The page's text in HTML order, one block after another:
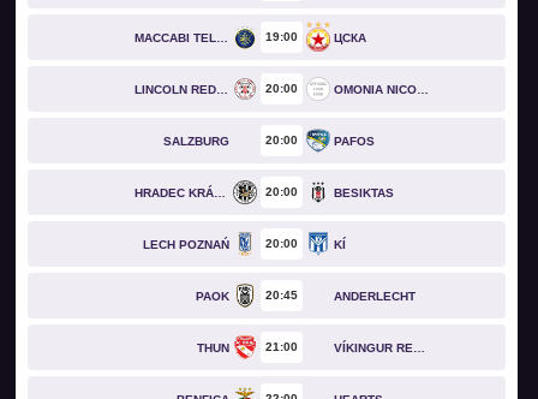
19 00 ЦСКА
LINCOLN RED IMPS 20 00 OMONIA NICOSIA
SALZBURG 20 00 PAFOS
HRADEC KRÁLOVÉ 20 00 BESIKTAS
LECH POZNAŃ 20 00 KÍ
PAOK 20 45 ANDERLECHT
THUN 21 00